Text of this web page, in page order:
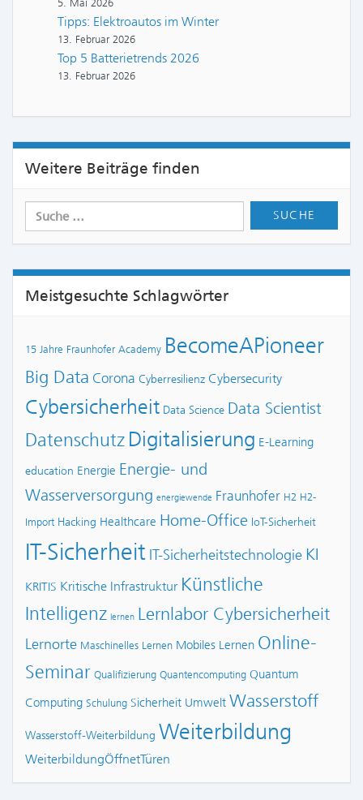
5. Mai 2026
Tipps: Elektroautos im Winter
13. Februar 2026
Top 5 Batterietrends 2026
13. Februar 2026
Weitere Beiträge finden
Meistgesuchte Schlagwörter
15 Jahre Fraunhofer Academy BecomeAPioneer
Big Data Corona Cyberresilienz Cybersecurity
Cybersicherheit Data Science Data Scientist
Datenschutz Digitalisierung E-Learning
education Energie Energie- und
Wasserversorgung energiewende Fraunhofer H2 H2-
Import Hacking Healthcare Home-Office IoT-Sicherheit
IT-Sicherheit IT-Sicherheitstechnologie KI
KRITIS Kritische Infrastruktur Künstliche
Intelligenz lernen Lernlabor Cybersicherheit
Lernorte Maschinelles Lernen Mobiles Lernen Online-
Seminar Qualifizierung Quantencomputing Quantum
Computing Schulung Sicherheit Umwelt Wasserstoff
Wasserstoff-Weiterbildung Weiterbildung
WeiterbildungÖffnetTüren